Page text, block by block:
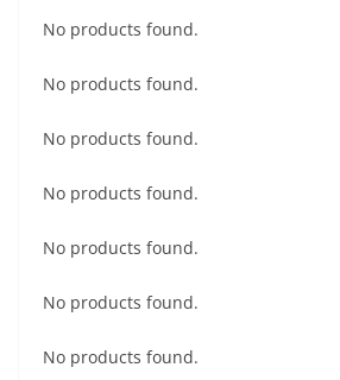
No products found.
No products found.
No products found.
No products found.
No products found.
No products found.
No products found.